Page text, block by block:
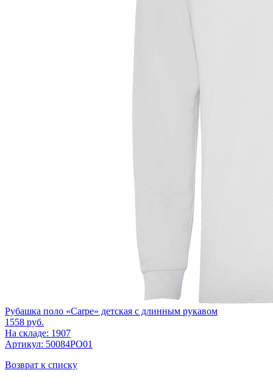
Рубашка поло «Carpe» детская с длинным рукавом
1558 руб.
На складе: 1907
Артикул: 50084PO01
Возврат к списку